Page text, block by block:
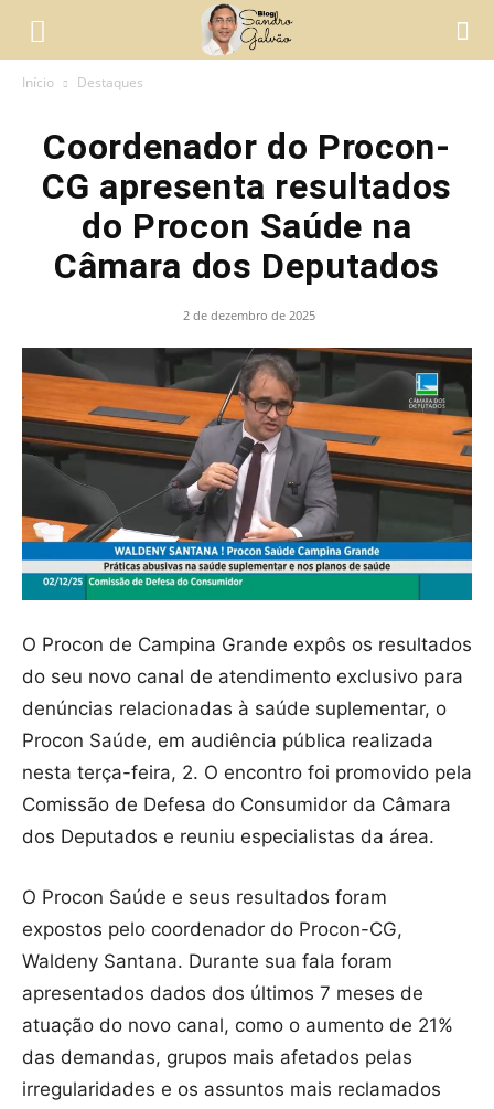
Início Destaques
Coordenador do Procon-
CG apresenta resultados
do Procon Saúde na
Câmara dos Deputados
2 de dezembro de 2025
O Procon de Campina Grande expôs os resultados
do seu novo canal de atendimento exclusivo para
denúncias relacionadas à saúde suplementar, o
Procon Saúde, em audiência pública realizada
nesta terça-feira, 2. O encontro foi promovido pela
Comissão de Defesa do Consumidor da Câmara
dos Deputados e reuniu especialistas da área.
O Procon Saúde e seus resultados foram
expostos pelo coordenador do Procon-CG,
Waldeny Santana. Durante sua fala foram
apresentados dados dos últimos 7 meses de
atuação do novo canal, como o aumento de 21%
das demandas, grupos mais afetados pelas
irregularidades e os assuntos mais reclamados